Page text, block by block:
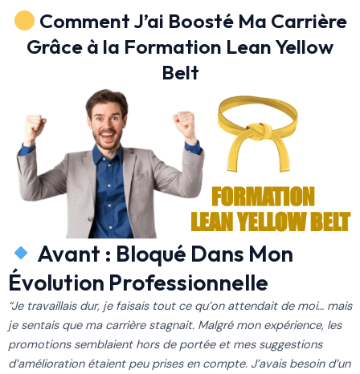
Comment J’ai Boosté Ma Carrière
Grâce à la Formation Lean Yellow
Belt
Avant : Bloqué Dans Mon
Évolution Professionnelle
“Je travaillais dur, je faisais tout ce qu’on attendait de moi… mais
je sentais que ma carrière stagnait. Malgré mon expérience, les
promotions semblaient hors de portée et mes suggestions
d’amélioration étaient peu prises en compte. J’avais besoin d’un